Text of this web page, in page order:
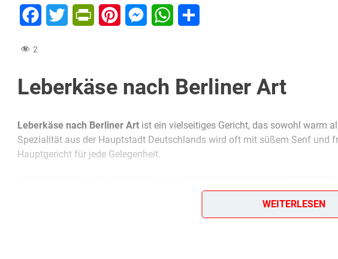
FacebookTwitter PrintFriendly
PinterestMessengerWhatsApp
2
Leberkäse nach Berliner Art
Leberkäse nach Berliner Artist ein vielseitiges Gericht, das sowohl warm
Spezialität aus der Hauptstadt Deutschlands wird oft mit süßem Senf und
Hauptgericht für jede Gelegenheit.
WEITERLESEN